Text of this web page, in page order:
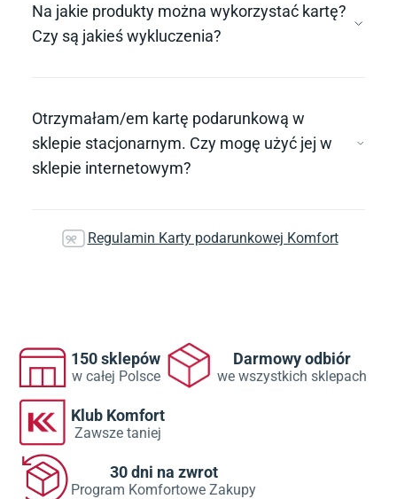
Na jakie produkty można wykorzystać kartę?
Czy są jakieś wykluczenia?
Otrzymałam/em kartę podarunkową w
sklepie stacjonarnym. Czy mogę użyć jej w
sklepie internetowym?
Regulamin Karty podarunkowej Komfort
150 sklepów
w całej Polsce
Darmowy odbiór
we wszystkich sklepach
Klub Komfort
Zawsze taniej
30 dni na zwrot
Program Komfortowe Zakupy